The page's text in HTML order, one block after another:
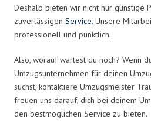
Deshalb bieten wir nicht nur günstige
zuverlässigen Service. Unsere
professionell und pünktlich.
Also, worauf wartest du noch? Wenn
Umzugsunternehmen für deinen
suchst, kontaktiere Umzugsmeister
freuen uns darauf, dich bei deinem
den bestmöglichen Service zu bieten.